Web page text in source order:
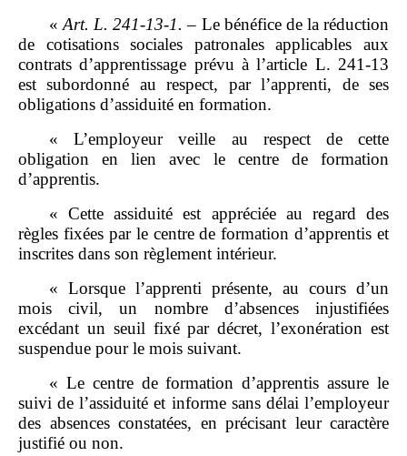
«Art. L. 241‑13‑1. – Le bénéfice de la réduction
de cotisations sociales patronales applicables aux
contrats d’apprentissage prévu à l’article L. 241‑13
est subordonné au respect, par l’apprenti, de ses
obligations d’assiduité en formation.
« L’employeur veille au respect de cette
obligation en lien avec le centre de formation
d’apprentis.
« Cette assiduité est appréciée au regard des
règles fixées par le centre de formation d’apprentis et
inscrites dans son règlement intérieur.
« Lorsque l’apprenti présente, au cours d’un
mois civil, un nombre d’absences injustifiées
excédant un seuil fixé par décret, l’exonération est
suspendue pour le mois suivant.
« Le centre de formation d’apprentis assure le
suivi de l’assiduité et informe sans délai l’employeur
des absences constatées, en précisant leur caractère
justifié ou non.